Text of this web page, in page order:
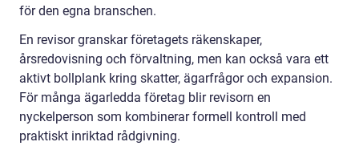
för den egna branschen.
En revisor granskar företagets räkenskaper,
årsredovisning och förvaltning, men kan också vara ett
aktivt bollplank kring skatter, ägarfrågor och expansion.
För många ägarledda företag blir revisorn en
nyckelperson som kombinerar formell kontroll med
praktiskt inriktad rådgivning.